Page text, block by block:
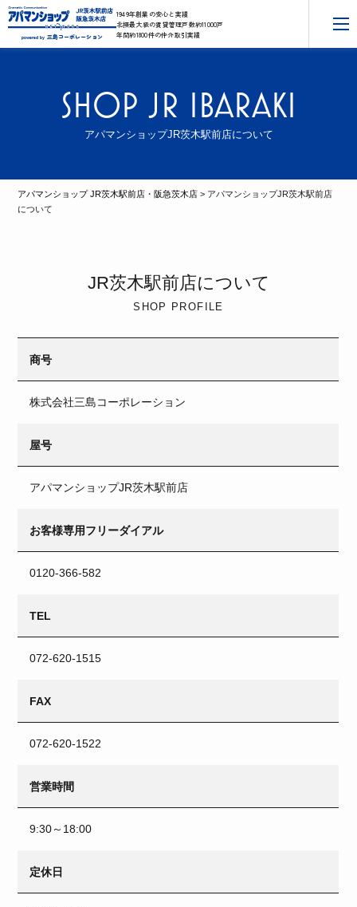
powered by 三島コーポレーション
1949年創業の安心と実績
北摂最大級の賃貸管理戸数約11000戸
年間約1800件の仲介取引実績
SHOP JR IBARAKI
アパマンショップJR茨木駅前店について
アパマンショップ JR茨木駅前店・阪急茨木店 > アパマンショップJR茨木駅前店
について
JR茨木駅前店について
SHOP PROFILE
商号
株式会社三島コーポレーション
屋号
アパマンショップJR茨木駅前店
お客様専用フリーダイアル
0120-366-582
TEL
072-620-1515
FAX
072-620-1522
営業時間
9:30～18:00
定休日